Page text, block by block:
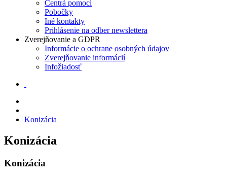
Centrá pomoci
Pobočky
Iné kontakty
Prihlásenie na odber newslettera
Zverejňovanie a GDPR
Informácie o ochrane osobných údajov
Zverejňovanie informácií
Infožiadosť
Konizácia
Konizácia
Konizácia